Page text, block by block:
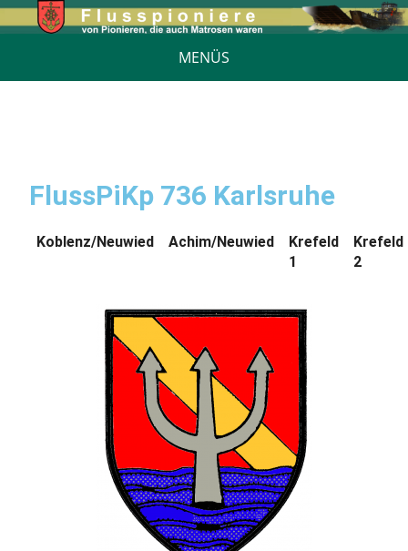
MENÜS
FlussPiKp 736 Karlsruhe
Koblenz/Neuwied Achim/Neuwied
Krefeld
1
Krefeld
2